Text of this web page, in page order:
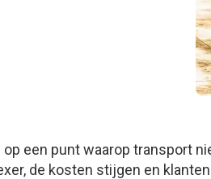
een punt waarop transport
de kosten stijgen en